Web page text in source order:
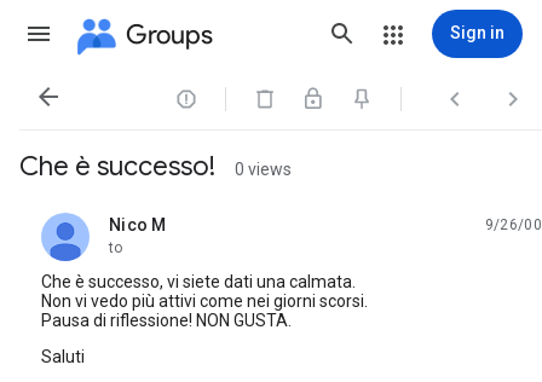
Groups Sign in
   
Che è successo! 0 views
Nico M
unread,
9/26/00
to
Che è successo, vi siete dati una calmata.
Non vi vedo più attivi come nei giorni scorsi.
Pausa di riflessione! NON GUSTA.
Saluti